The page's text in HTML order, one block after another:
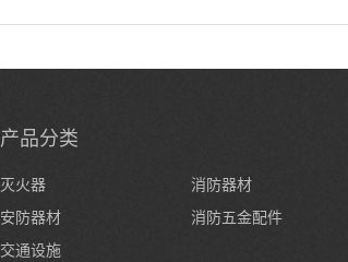
产品分类
灭火器
消防器材
安防器材
消防五金配件
交通设施